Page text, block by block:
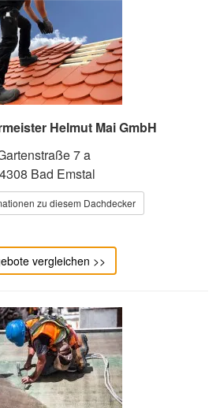
Helmut Mai GmbH
7 a
Bad Emstal
zu diesem Dachdecker
vergleichen >>